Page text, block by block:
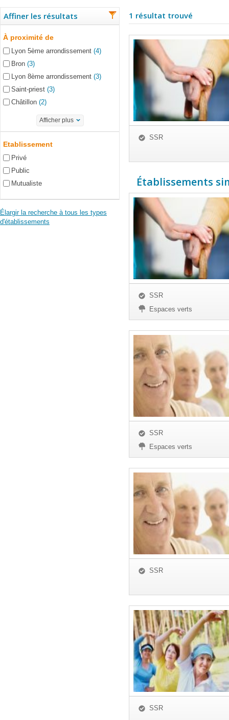
Affiner les résultats
À proximité de
Lyon 5ème arrondissement (4)
Bron (3)
Lyon 8ème arrondissement (3)
Saint-priest (3)
Châtillon (2)
Afficher plus
Etablissement
Privé
Public
Mutualiste
Élargir la recherche à tous les types
d'établissements
1 résultat trouvé
SSR
Établissements
SSR
Espaces verts
SSR
Espaces verts
SSR
SSR